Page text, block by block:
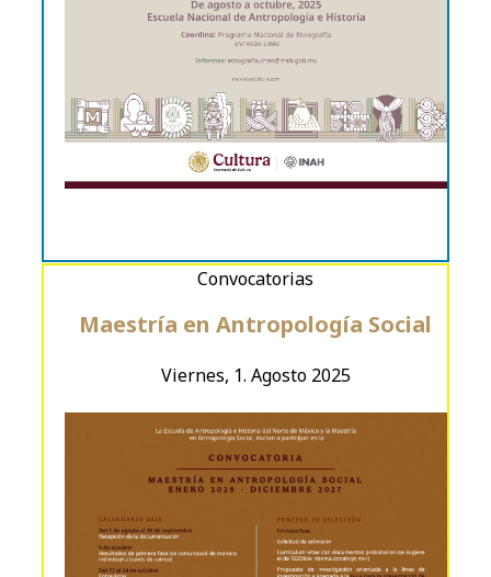
Viernes, 1. Agosto 2025
Maestría en Antropología Social
Convocatorias